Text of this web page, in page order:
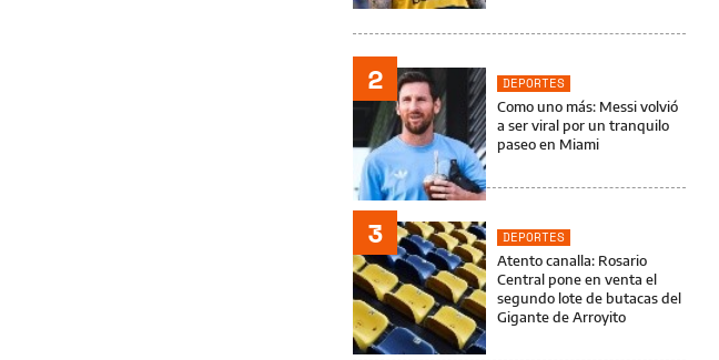
2
DEPORTES
Como uno más: Messi volvió
a ser viral por un tranquilo
paseo en Miami
3
DEPORTES
Atento canalla: Rosario
Central pone en venta el
segundo lote de butacas del
Gigante de Arroyito